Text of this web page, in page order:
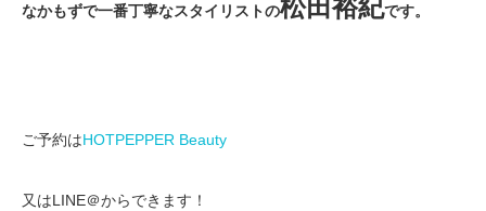
なかもずで一番丁寧なスタイリストの松田裕紀です。
ご予約はHOTPEPPER Beauty
又はLINE＠からできます！